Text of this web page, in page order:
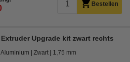
Bestellen
Upgrade kit zwart rechts
Aluminium Zwart 1,75 mm